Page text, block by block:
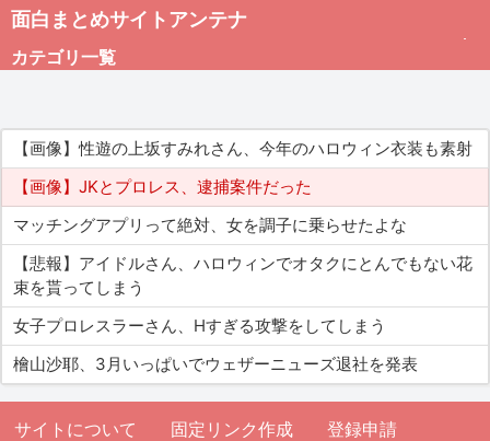
面白まとめサイトアンテナ
カテゴリ一覧
総合
アダルト
【画像】性遊の上坂すみれさん、今年のハロウィン衣装も素射
【画像】JKとプロレス、逮捕案件だった
マッチングアプリって絶対、女を調子に乗らせたよな
【悲報】アイドルさん、ハロウィンでオタクにとんでもない花
束を貰ってしまう
女子プロレスラーさん、Hすぎる攻撃をしてしまう
檜山沙耶、3月いっぱいでウェザーニューズ退社を発表
サイトについて 固定リンク作成 登録申請